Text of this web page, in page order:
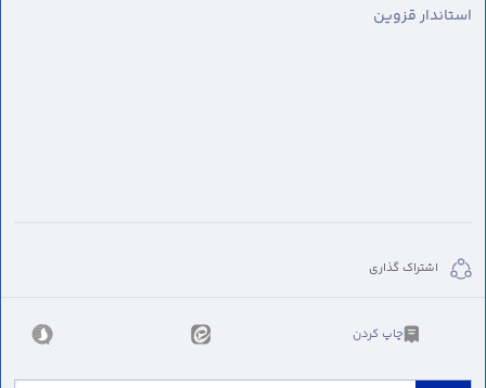
استاندار قزوین
اشتراک گذاری
چاپ کردن